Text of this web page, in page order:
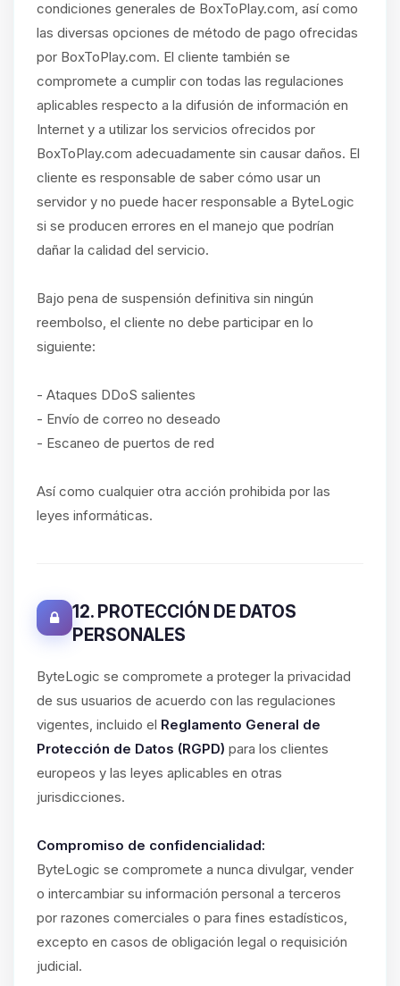
condiciones generales de BoxToPlay.com, así como
las diversas opciones de método de pago ofrecidas
por BoxToPlay.com. El cliente también se
compromete a cumplir con todas las regulaciones
aplicables respecto a la difusión de información en
Internet y a utilizar los servicios ofrecidos por
BoxToPlay.com adecuadamente sin causar daños. El
cliente es responsable de saber cómo usar un
servidor y no puede hacer responsable a ByteLogic
si se producen errores en el manejo que podrían
dañar la calidad del servicio.
Bajo pena de suspensión definitiva sin ningún
reembolso, el cliente no debe participar en lo
siguiente:
- Ataques DDoS salientes
- Envío de correo no deseado
- Escaneo de puertos de red
Así como cualquier otra acción prohibida por las
leyes informáticas.
12. PROTECCIÓN DE DATOS
PERSONALES
ByteLogic se compromete a proteger la privacidad
de sus usuarios de acuerdo con las regulaciones
vigentes, incluido el Reglamento General de
Protección de Datos (RGPD) para los clientes
europeos y las leyes aplicables en otras
jurisdicciones.
Compromiso de confidencialidad:
ByteLogic se compromete a nunca divulgar, vender
o intercambiar su información personal a terceros
por razones comerciales o para fines estadísticos,
excepto en casos de obligación legal o requisición
judicial.